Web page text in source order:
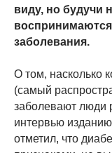
виду, но будучи
заболевания.
О том, насколько
(самый
заболевают люди
интервью
отметил, что